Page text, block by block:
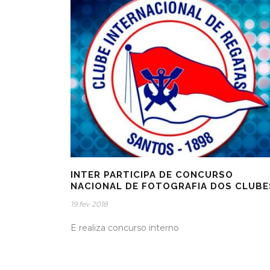
INTER PARTICIPA DE CONCURSO
NACIONAL DE FOTOGRAFIA DOS
19 fev 2018
E realiza concurso interno